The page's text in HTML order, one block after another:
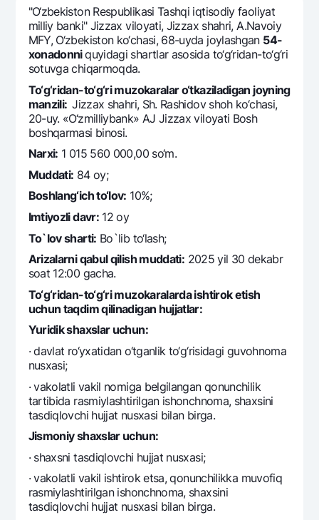
Yevro
Hamma uchun USD uchun
Talab qilib olinguncha USD
Oltin omonat
NBU’dan oltin quymalar
Kumush omonat
UzCard/HUMO
Visa
Visa FIFA
Mastercard
Ish haqi
Garmin pay
Eskrou hisobvarag‘i
Tariflar
Aksiyalar
Milliy mobil ilovasi
Ko'p beriladigan savollar
Sayt bo‘yicha qidiring
Qidirish
Foydali havolalar
Ko'p beriladigan savollar
Matbuot markazi
Ofis va bankomatlar
Shaxsiy ma'lumotlarni qayta ishlashga rozilik berish
Bizni ijtimoiy tarmoqlarda kuzatib boring
Aloqa markazi
+998 78 148-00-101344
"O‘zbеkiston Rеspublikasi Tashqi iqtisodiy faoliyat
milliy banki" Jizzax viloyati, Jizzax shahri, A.Navoiy
MFY, O‘zbеkiston ko‘chasi, 68-uyda joylashgan 54-
xonadonniquyidagi shartlar asosida to‘g‘ridan-to‘g‘ri
sotuvga chiqarmoqda.
To‘g‘ridan-to‘g‘ri muzokaralar o‘tkaziladigan joyning
manzili:Jizzax shahri, Sh. Rashidov shoh ko‘chasi,
20-uy. «O‘zmilliybank» AJ Jizzax viloyati Bosh
boshqarmasi binosi.
Narxi: 1 015 560 000,00 so‘m.
Muddati: 84 oy;
Boshlang‘ich to‘lov: 10%;
Imtiyozli davr: 12 oy
To`lov sharti: Bo`lib to‘lash;
Arizalarni qabul qilish muddati: 2025 yil 30 dekabr
soat 12:00 gacha.
To‘g‘ridan-to‘g‘ri muzokaralarda ishtirok etish
uchun taqdim qilinadigan hujjatlar:
Yuridik shaxslar uchun:
· davlat ro‘yxatidan o‘tganlik to‘g‘risidagi guvohnoma
nusxasi;
· vakolatli vakil nomiga bеlgilangan qonunchilik
tartibida rasmiylashtirilgan ishonchnoma, shaxsini
tasdiqlovchi hujjat nusxasi bilan birga.
Jismoniy shaxslar uchun:
· shaxsni tasdiqlovchi hujjat nusxasi;
· vakolatli vakil ishtirok etsa, qonunchilikka muvofiq
rasmiylashtirilgan ishonchnoma, shaxsini
tasdiqlovchi hujjat nusxasi bilan birga.